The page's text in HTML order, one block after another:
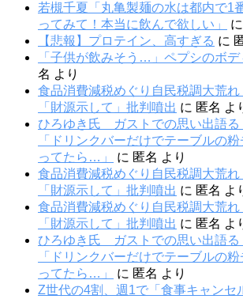
若槻千夏「丸亀製麺の水は都内で1
ってみて！本当に飲んで欲しい」
に
【悲報】プロテイン、高すぎる に
「子供が飲みそう…」ペプシのボ
名 より
食品消費減税めぐり自民税調大荒
「財源示して」批判噴出 に 匿名 よ
ひろゆき氏 ガストでの思い出語る
「ドリンクバーだけでテーブルの
ってたら…」
に 匿名 より
食品消費減税めぐり自民税調大荒
「財源示して」批判噴出 に 匿名 よ
食品消費減税めぐり自民税調大荒
「財源示して」批判噴出 に 匿名 よ
ひろゆき氏 ガストでの思い出語る
「ドリンクバーだけでテーブルの
ってたら…」
に 匿名 より
Z世代の4割、週1で「食事キャンセ